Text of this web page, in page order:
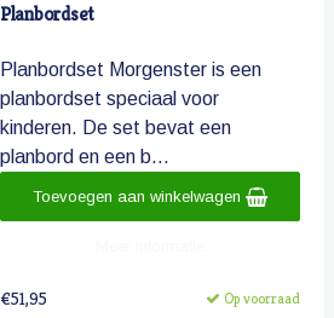
Planbordset
Planbordset Morgenster is een
planbordset speciaal voor
kinderen. De set bevat een
planbord en een b...
€51,95 Op voorraad
Toevoegen aan winkelwagen